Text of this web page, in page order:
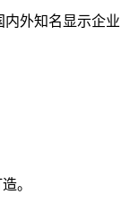
内外知名显示企业
。